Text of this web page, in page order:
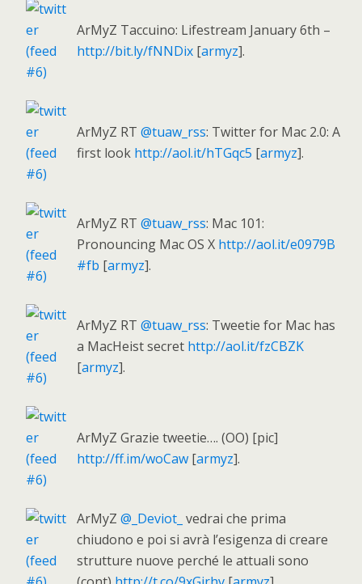
ArMyZ Taccuino: Lifestream January 6th –
http://bit.ly/fNNDix [armyz].
ArMyZ RT @tuaw_rss: Twitter for Mac 2.0: A
first look http://aol.it/hTGqc5 [armyz].
ArMyZ RT @tuaw_rss: Mac 101:
Pronouncing Mac OS X http://aol.it/e0979B
#fb [armyz].
ArMyZ RT @tuaw_rss: Tweetie for Mac has
a MacHeist secret http://aol.it/fzCBZK
[armyz].
ArMyZ Grazie tweetie…. (OO) [pic]
http://ff.im/woCaw [armyz].
ArMyZ @_Deviot_ vedrai che prima
chiudono e poi si avrà l’esigenza di creare
strutture nuove perché le attuali sono